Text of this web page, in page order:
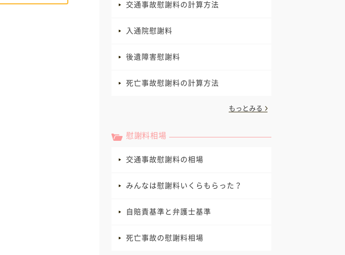
交通事故慰謝料の計算方法
入通院慰謝料
後遺障害慰謝料
死亡事故慰謝料の計算方法
もっとみる
慰謝料相場
交通事故慰謝料の相場
みんなは慰謝料いくらもらった？
自賠責基準と弁護士基準
死亡事故の慰謝料相場